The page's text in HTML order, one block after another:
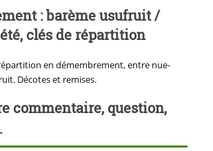
: barème usufruit /
clés de répartition
en démembrement, entre nue-
Décotes et remises.
commentaire, question,